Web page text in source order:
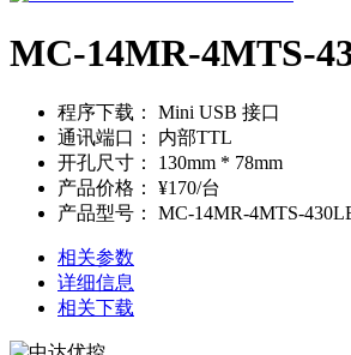
MC-14MR-4MTS-
程序下载：
Mini USB 接口
通讯端口：
内部TTL
开孔尺寸：
130mm * 78mm
产品价格：
¥170/台
产品型号：
MC-14MR-4MTS-
相关参数
详细信息
相关下载